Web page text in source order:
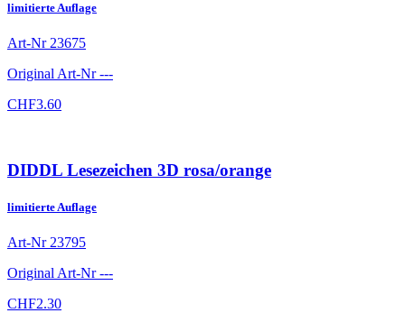
limitierte Auflage
Art-Nr 23675
Original Art-Nr---
CHF3.60
DIDDL Lesezeichen 3D rosa/orange
limitierte Auflage
Art-Nr 23795
Original Art-Nr---
CHF2.30